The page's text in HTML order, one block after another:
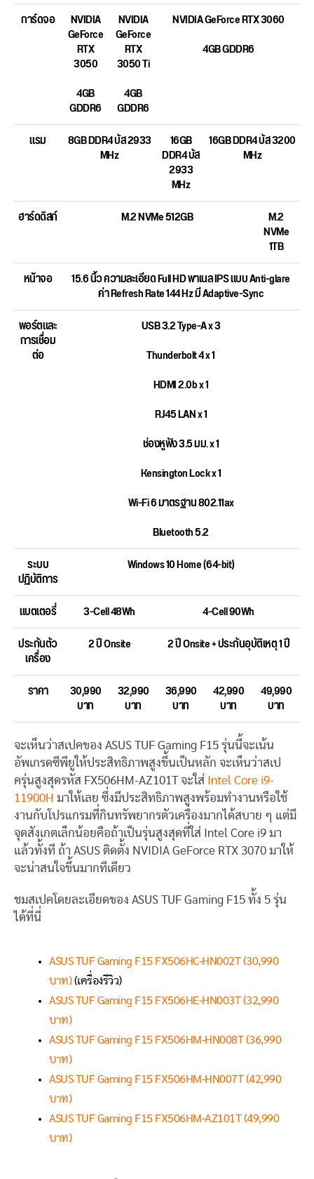
การ์ดจอ
NVIDIA
GeForce
RTX
3050
4GB
GDDR6
NVIDIA
GeForce
RTX
3050 Ti
4GB
GDDR6
NVIDIA GeForce RTX 3060
4GB GDDR6
แรม 8GB DDR4 บัส 2933
MHz
16GB
DDR4 บัส
2933
MHz
16GB DDR4 บัส 3200
MHz
ฮาร์ดดิสก์ M.2 NVMe 512GB M.2
NVMe
1TB
หน้าจอ
15.6 นิ้ว ความละเอียด Full HD พาเนล IPS แบบ Anti-glare
ค่า Refresh Rate 144 Hz มี Adaptive-Sync
พอร์ตและ
การเชื่อม
ต่อ
USB 3.2 Type-A x 3
Thunderbolt 4 x 1
HDMI 2.0b x 1
RJ45 LAN x 1
ช่องหูฟัง 3.5 มม. x 1
Kensington Lock x 1
Wi-Fi 6 มาตรฐาน 802.11ax
Bluetooth 5.2
ระบบ
ปฏิบัติการ
Windows 10 Home (64-bit)
แบตเตอรี่ 3-Cell 48Wh
4-Cell 90Wh
ประกันตัว
เครื่อง
2 ปี Onsite 2 ปี Onsite + ประกันอุบัติเหตุ 1 ปี
ราคา 30,990
บาท
32,990
บาท
36,990
บาท
42,990
บาท
49,990
บาท
จะเห็นว่าสเปคของ ASUS TUF Gaming F15 รุ่นนี้จะเน้น
อัพเกรดซีพียูให้ประสิทธิภาพสูงขึ้นเป็นหลัก จะเห็นว่าสเป
ครุ่นสูงสุดรหัส FX506HM-AZ101T จะใส่
Intel Core i9-
11900H มาให้เลย ซึ่งมีประสิทธิภาพสูงพร้อมทำงานหรือใช้
งานกับโปรแกรมที่กินทรัพยากรตัวเครื่องมากได้สบาย ๆ แต่มี
จุดสังเกตเล็กน้อยคือถ้าเป็นรุ่นสูงสุดที่ใส่ Intel Core i9 มา
แล้วทั้งที ถ้า ASUS ติดตั้ง NVIDIA GeForce RTX 3070 มาให้
จะน่าสนใจขึ้นมากทีเดียว
ชมสเปคโดยละเอียดของ ASUS TUF Gaming F15 ทั้ง 5 รุ่น
ได้ที่นี่
ASUS TUF Gaming F15 FX506HC-HN002T (30,990
บาท)(เครื่องรีวิว)
ASUS TUF Gaming F15 FX506HE-HN003T (32,990
บาท)
ASUS TUF Gaming F15 FX506HM-HN008T (36,990
บาท)
ASUS TUF Gaming F15 FX506HM-HN007T (42,990
บาท)
ASUS TUF Gaming F15 FX506HM-AZ101T (49,990
บาท)